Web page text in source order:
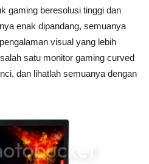
gaming beresolusi tinggi dan
enak dipandang, semuanya
visual yang lebih
satu monitor gaming curved
dan lihatlah semuanya dengan